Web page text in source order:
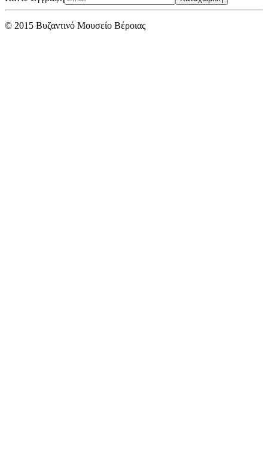
© 2015 Βυζαντινό Μουσείο Βέροιας